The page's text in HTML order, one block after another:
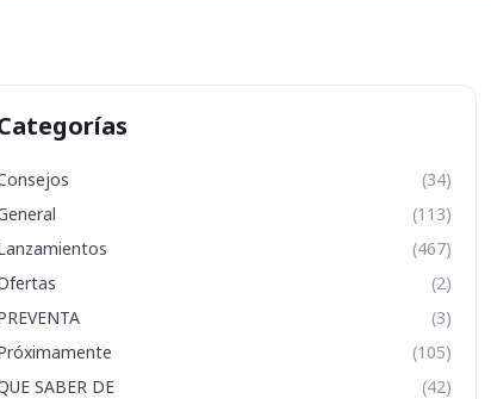
(34)
(113)
(467)
(2)
(3)
(105)
SABER DE
(42)